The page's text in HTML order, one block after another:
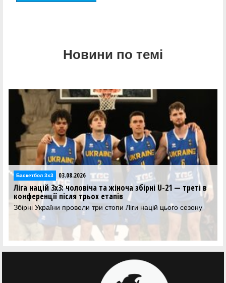
Новини по темі
Баскетбол 3х3 03.08.2026
Ліга націй 3х3: чоловіча та жіноча збірні U-21 — треті в
конференції після трьох етапів
Збірні України провели три стопи Ліги націй цього сезону